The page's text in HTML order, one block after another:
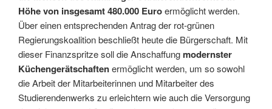
Höhe von insgesamt 480.000 Euroermöglicht werden.
Über einen entsprechenden Antrag der rot-grünen
Regierungskoalition beschließt heute die Bürgerschaft. Mit
dieser Finanzspritze soll die Anschaffung modernster
Küchengerätschaftenermöglicht werden, um so sowohl
die Arbeit der Mitarbeiterinnen und Mitarbeiter des
Studierendenwerks zu erleichtern wie auch die Versorgung